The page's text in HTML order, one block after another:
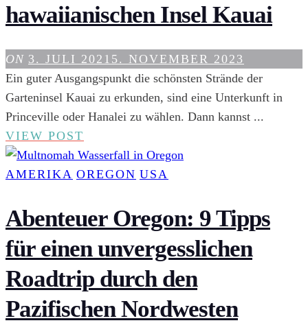
hawaiianischen Insel Kauai
ON 3. JULI 2021 5. NOVEMBER 2023
Ein guter Ausgangspunkt die schönsten Strände der
Garteninsel Kauai zu erkunden, sind eine Unterkunft in
Princeville oder Hanalei zu wählen. Dann kannst ...
VIEW POST
SCHÖNE
STRÄNDE
HAWAIIANISCHEN
INSEL
KAUAI
AMERIKA OREGON USA
Abenteuer Oregon: 9 Tipps
für einen unvergesslichen
Roadtrip durch den
Pazifischen Nordwesten